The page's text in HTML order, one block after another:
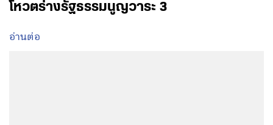
โหวตร่างรัฐธรรมนูญวาระ 3
อ่านต่อ